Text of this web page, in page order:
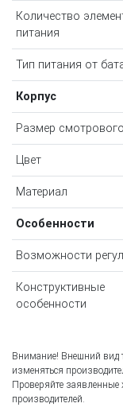
Количество
питания
Тип питания от
Корпус
Размер
Цвет
Материал
Особенности
Возможности
Конструктивные
особенности
Внимание! Внешний вид
изменяться
Проверяйте заявленные
производителей.